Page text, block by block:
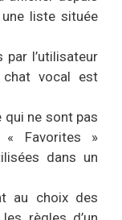
liste située
l’utilisateur
vocal est
ne sont pas
« Favorites »
dans un
au choix des